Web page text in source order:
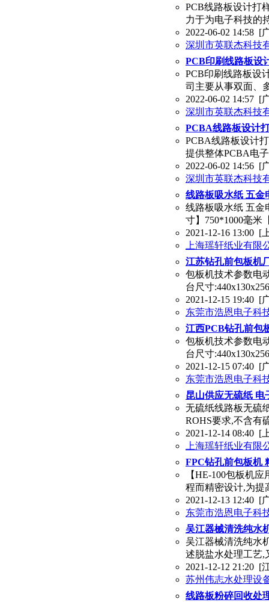
PCB线路板设计打
力于为电子科技的
2022-06-02 14:58 [
深圳市英联杰科技
PCB印刷线路板设
PCB印刷线路板设
司主要从事双面、
2022-06-02 14:57 [
深圳市英联杰科技
PCBA线路板设计
PCBA线路板设计
提供整体PCBA电
2022-06-02 14:56 [
深圳市英联杰科技
线路板吸水纸 五金
线路板吸水纸 五金
寸】750*1000毫米
2021-12-16 13:00 [
上海瑶轩纸业有限
江苏钻孔前包板机
包板机技术参数电
台尺寸
2021-12-15 19:40 [
东莞市浩恩电子科
江西PCB钻孔前包
包板机技术参数电
台尺寸
2021-12-15 07:40 [
东莞市浩恩电子科
昆山供应无硫纸 电
无硫纸线路板无硫
ROHS要求,不含有
2021-12-14 08:40 [
上海瑶轩纸业有限
FPC钻孔前包板机
【HE-100包板机
程而精密设计,为提
2021-12-13 12:40 [
东莞市浩恩电子科
吴江器械清洗纯水
吴江器械清洗纯水
述脱盐水处理工艺,
2021-12-12 21:20 [
苏州伟志水处理设
线路板粉碎回收处